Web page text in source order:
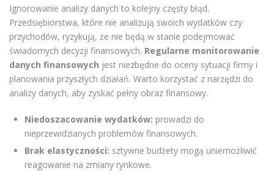
Ignorowanie analizy danych to kolejny częsty błąd.
Przedsiębiorstwa, które nie analizują swoich wydatków czy
przychodów, ryzykują, że nie będą w stanie podejmować
świadomych decyzji finansowych. Regularne monitorowanie
danych finansowych jest niezbędne do oceny sytuacji firmy i
planowania przyszłych działań. Warto korzystać z narzędzi do
analizy danych, aby zyskać pełny obraz finansowy.
Niedoszacowanie wydatków: prowadzi do
nieprzewidzianych problemów finansowych.
Brak elastyczności: sztywne budżety mogą uniemożliwić
reagowanie na zmiany rynkowe.